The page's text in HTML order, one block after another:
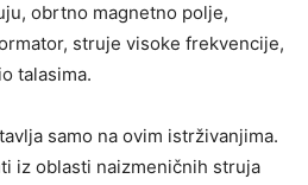
obrtno magnetno polje,
struje visoke frekvencije,
talasima.
samo na ovim istrživanjima.
iz oblasti naizmeničnih struja